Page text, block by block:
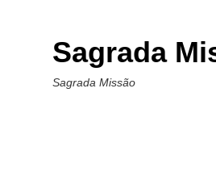
Sagrada
Sagrada Missão